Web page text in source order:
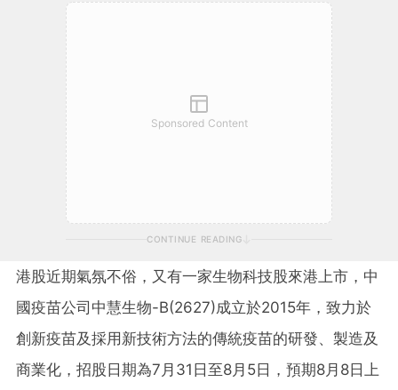
Sponsored Content
CONTINUE READING
港股近期氣氛不俗，又有一家生物科技股來港上市，中
國疫苗公司中慧生物-B(2627)成立於2015年，致力於
創新疫苗及採用新技術方法的傳統疫苗的研發、製造及
商業化，招股日期為7月31日至8月5日，預期8月8日上